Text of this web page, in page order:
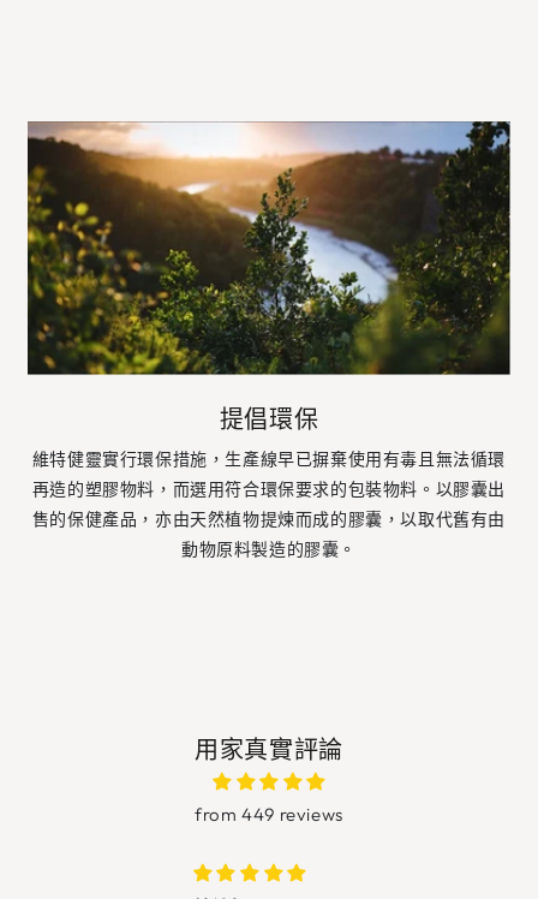
提倡環保
維特健靈實行環保措施，生產線早已摒棄使用有毒且無法循環
再造的塑膠物料，而選用符合環保要求的包裝物料。以膠囊出
售的保健產品，亦由天然植物提煉而成的膠囊，以取代舊有由
動物原料製造的膠囊。
用家真實評論
from 449 reviews